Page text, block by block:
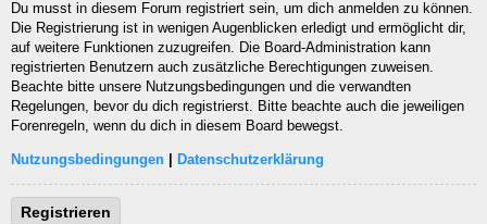
Du musst in diesem Forum registriert sein, um dich anmelden zu können.
Die Registrierung ist in wenigen Augenblicken erledigt und ermöglicht dir,
auf weitere Funktionen zuzugreifen. Die Board-Administration kann
registrierten Benutzern auch zusätzliche Berechtigungen zuweisen.
Beachte bitte unsere Nutzungsbedingungen und die verwandten
Regelungen, bevor du dich registrierst. Bitte beachte auch die jeweiligen
Forenregeln, wenn du dich in diesem Board bewegst.
Nutzungsbedingungen Datenschutzerklärung
Registrieren